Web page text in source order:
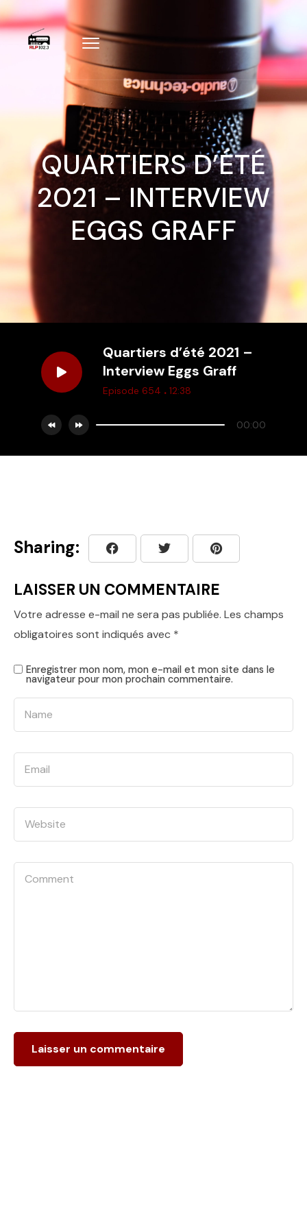
QUARTIERS D’ÉTÉ
2021 – INTERVIEW
EGGS GRAFF
Quartiers d’été 2021 –
Interview Eggs Graff
Episode 654 . 12:38
00:00
Sharing:
LAISSER UN COMMENTAIRE
Votre adresse e-mail ne sera pas publiée. Les champs
obligatoires sont indiqués avec *
Enregistrer mon nom, mon e-mail et mon site dans le
navigateur pour mon prochain commentaire.